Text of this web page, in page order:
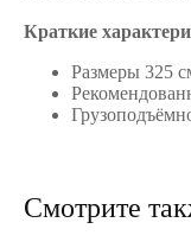
Краткие
Размеры 325
Смотрите